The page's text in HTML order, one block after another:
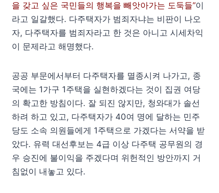
을 갖고 싶은 국민들의 행복을 빼앗아가는 도둑들”이
라고 일갈했다. 다주택자가 범죄자냐는 비판이 나오
자, 다주택자를 범죄자라고 한 것은 아니고 시세차익
이 문제라고 해명했다.
공공 부문에서부터 다주택자를 멸종시켜 나가고, 종
국에는 1가구 1주택을 실현하겠다는 것이 집권 여당
의 확고한 방침이다. 잘 되진 않지만, 청와대가 솔선
하려 하고 있고, 다주택자가 40여 명에 달하는 민주
당도 소속 의원들에게 1주택으로 가겠다는 서약을 받
았다. 유력 대선후보는 4급 이상 다주택 공무원의 경
우 승진에 불이익을 주겠다며 위헌적인 방안까지 거
침없이 내놓고 있다.